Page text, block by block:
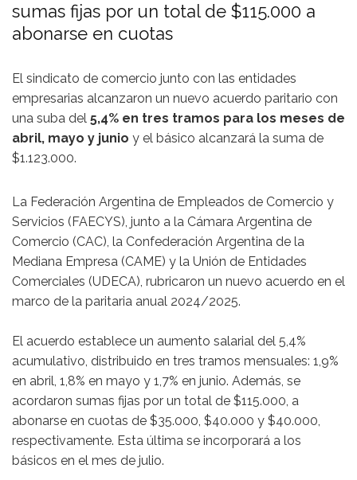
sumas fijas por un total de $115.000 a
abonarse en cuotas
El sindicato de comercio junto con las entidades
empresarias alcanzaron un nuevo acuerdo paritario con
una suba del 5,4% en tres tramos para los meses de
abril, mayo y junio y el básico alcanzará la suma de
$1.123.000.
La Federación Argentina de Empleados de Comercio y
Servicios (FAECYS), junto a la Cámara Argentina de
Comercio (CAC), la Confederación Argentina de la
Mediana Empresa (CAME) y la Unión de Entidades
Comerciales (UDECA), rubricaron un nuevo acuerdo en el
marco de la paritaria anual 2024/2025.
El acuerdo establece un aumento salarial del 5,4%
acumulativo, distribuido en tres tramos mensuales: 1,9%
en abril, 1,8% en mayo y 1,7% en junio. Además, se
acordaron sumas fijas por un total de $115.000, a
abonarse en cuotas de $35.000, $40.000 y $40.000,
respectivamente. Esta última se incorporará a los
básicos en el mes de julio.